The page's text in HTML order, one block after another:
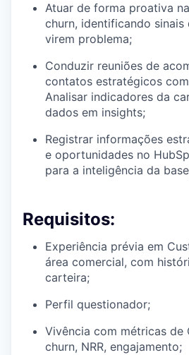
Atuar de forma proativa
churn, identificando sinais
virem problema;
Conduzir reuniões de
contatos estratégicos
Analisar indicadores da
dados em insights;
Registrar informações
e oportunidades no
para a inteligência da
Requisitos:
Experiência prévia em
área comercial, com
carteira;
Perfil questionador;
Vivência com métricas de
churn, NRR, engajamento;